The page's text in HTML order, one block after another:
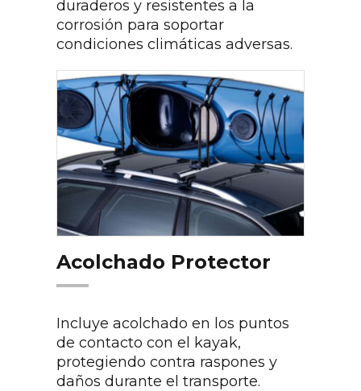
duraderos y resistentes a la
corrosión para soportar
condiciones climáticas adversas.
Acolchado Protector
Incluye acolchado en los puntos
de contacto con el kayak,
protegiendo contra raspones y
daños durante el transporte.